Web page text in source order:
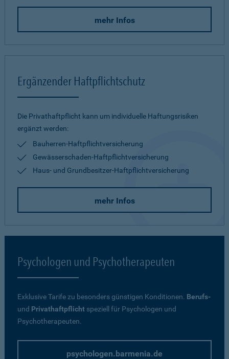
mehr Infos
Ergänzender Haftpflichtschutz
Die Privathaftpflicht kann um individuelle Haftungsrisiken
ergänzt werden:
Bauherren-Haftpflichtversicherung
Gewässerschaden-Haftpflichtversicherung
Haus- und Grundbesitzer-Haftpflichtversicherung
mehr Infos
Psychologen und Psychotherapeuten
Exklusive Tarife zu besonders günstigen Konditionen. Berufs-
und Privathaftpflicht speziell für Psychologen und
Psychotherapeuten.
psychologen.barmenia.de